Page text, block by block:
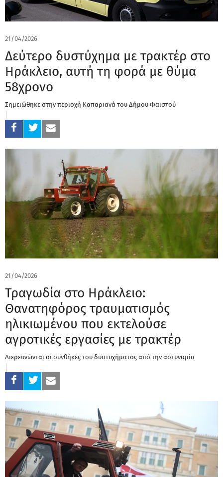
21/04/2026
Δεύτερο δυστύχημα με τρακτέρ στο
Ηράκλειο, αυτή τη φορά με θύμα
58χρονο
Σημειώθηκε στην περιοχή Καπαριανά του Δήμου Φαιστού
21/04/2026
Τραγωδία στο Ηράκλειο:
Θανατηφόρος τραυματισμός
ηλικιωμένου που εκτελούσε
αγροτικές εργασίες με τρακτέρ
Διερευνώνται οι συνθήκες του δυστυχήματος από την αστυνομία